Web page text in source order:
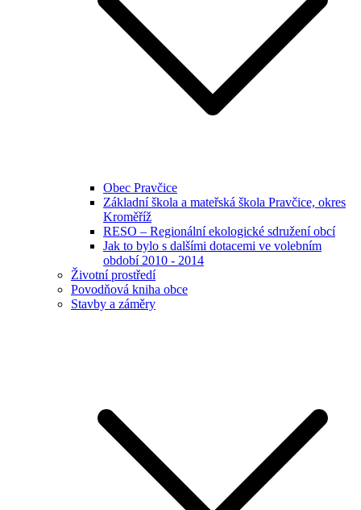
Obec Pravčice
Základní škola a mateřská škola Pravčice, okres
Kroměříž
RESO – Regionální ekologické sdružení obcí
Jak to bylo s dalšími dotacemi ve volebním
období 2010 - 2014
Životní prostředí
Povodňová kniha obce
Stavby a záměry